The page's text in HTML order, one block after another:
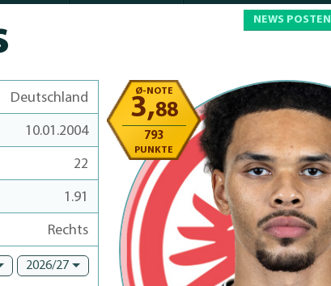
NEWS POSTEN
Deutschland
10.01.2004
22
1.91
Rechts
2026/27
Ø-NOTE
3,88
793
PUNKTE